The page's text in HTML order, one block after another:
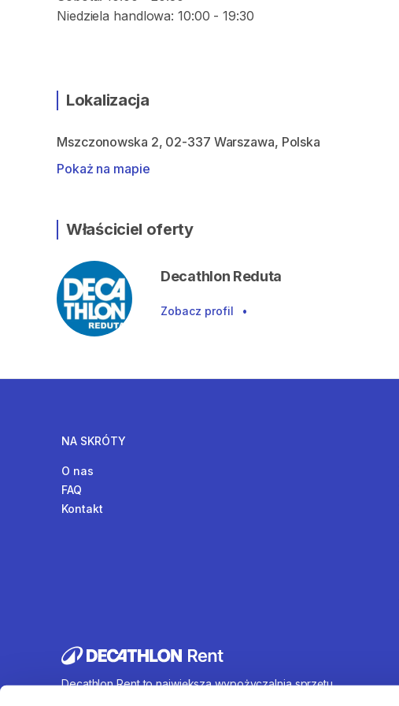
Lokalizacja
Mszczonowska 2, 02-337 Warszawa, Polska
Pokaż na mapie
Właściciel oferty
Decathlon Reduta
Zobacz profil •
NA SKRÓTY
O nas
FAQ
Kontakt
Decathlon Rent to największa wypożyczalnia sprzętu